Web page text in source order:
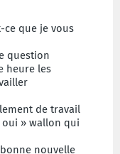
ce que je vous
question
heure les
de travail
oui » wallon qui
nouvelle